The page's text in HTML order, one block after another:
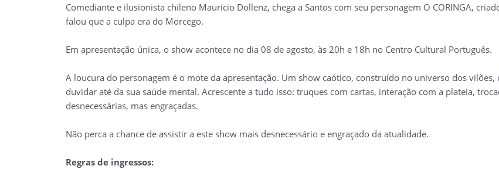
Comediante e ilusionista chileno Mauricio Dollenz, chega a Santos com seu personagem O CORINGA,
falou que a culpa era do Morcego.
Em apresentação única, o show acontece no dia 08 de agosto, às 20h e 18h no Centro Cultural Português.
A loucura do personagem é o mote da apresentação. Um show caótico, construído no universo dos
duvidar até da sua saúde mental. Acrescente a tudo isso: truques com cartas, interação com a plateia,
desnecessárias, mas engraçadas.
Não perca a chance de assistir a este show mais desnecessário e engraçado da atualidade.
Regras de ingressos: